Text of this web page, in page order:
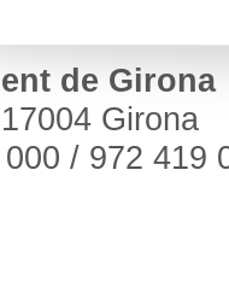
de Girona
Girona
/ 972 419